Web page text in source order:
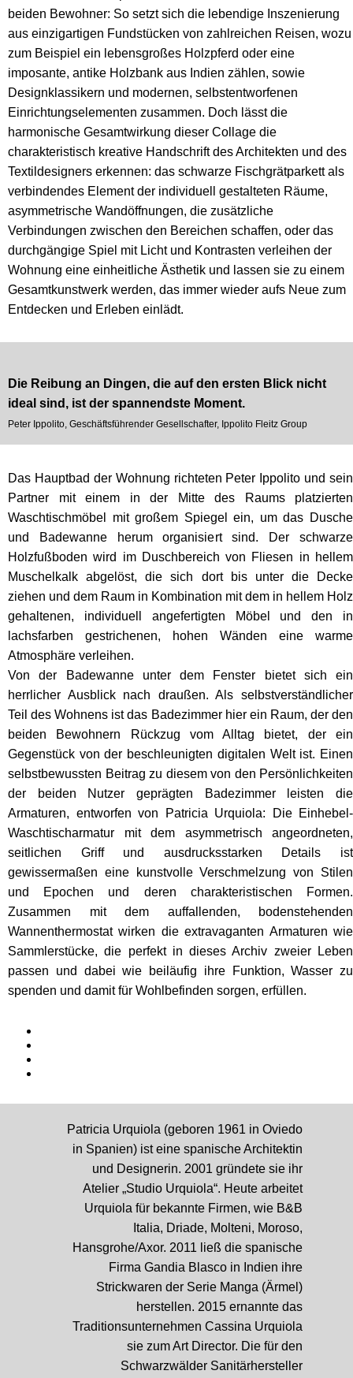
beiden Bewohner: So setzt sich die lebendige Inszenierung
aus einzigartigen Fundstücken von zahlreichen Reisen, wozu
zum Beispiel ein lebensgroßes Holzpferd oder eine
imposante, antike Holzbank aus Indien zählen, sowie
Designklassikern und modernen, selbstentworfenen
Einrichtungselementen zusammen. Doch lässt die
harmonische Gesamtwirkung dieser Collage die
charakteristisch kreative Handschrift des Architekten und des
Textildesigners erkennen: das schwarze Fischgrätparkett als
verbindendes Element der individuell gestalteten Räume,
asymmetrische Wandöffnungen, die zusätzliche
Verbindungen zwischen den Bereichen schaffen, oder das
durchgängige Spiel mit Licht und Kontrasten verleihen der
Wohnung eine einheitliche Ästhetik und lassen sie zu einem
Gesamtkunstwerk werden, das immer wieder aufs Neue zum
Entdecken und Erleben einlädt.
Die Reibung an Dingen, die auf den ersten Blick nicht
ideal sind, ist der spannendste Moment.
Peter Ippolito, Geschäftsführender Gesellschafter, Ippolito Fleitz Group
Das Hauptbad der Wohnung richteten Peter Ippolito und sein
Partner mit einem in der Mitte des Raums platzierten
Waschtischmöbel mit großem Spiegel ein, um das Dusche
und Badewanne herum organisiert sind. Der schwarze
Holzfußboden wird im Duschbereich von Fliesen in hellem
Muschelkalk abgelöst, die sich dort bis unter die Decke
ziehen und dem Raum in Kombination mit dem in hellem Holz
gehaltenen, individuell angefertigten Möbel und den in
lachsfarben gestrichenen, hohen Wänden eine warme
Atmosphäre verleihen.
Von der Badewanne unter dem Fenster bietet sich ein
herrlicher Ausblick nach draußen. Als selbstverständlicher
Teil des Wohnens ist das Badezimmer hier ein Raum, der den
beiden Bewohnern Rückzug vom Alltag bietet, der ein
Gegenstück von der beschleunigten digitalen Welt ist. Einen
selbstbewussten Beitrag zu diesem von den Persönlichkeiten
der beiden Nutzer geprägten Badezimmer leisten die
Armaturen, entworfen von Patricia Urquiola: Die Einhebel-
Waschtischarmatur mit dem asymmetrisch angeordneten,
seitlichen Griff und ausdrucksstarken Details ist
gewissermaßen eine kunstvolle Verschmelzung von Stilen
und Epochen und deren charakteristischen Formen.
Zusammen mit dem auffallenden, bodenstehenden
Wannenthermostat wirken die extravaganten Armaturen wie
Sammlerstücke, die perfekt in dieses Archiv zweier Leben
passen und dabei wie beiläufig ihre Funktion, Wasser zu
spenden und damit für Wohlbefinden sorgen, erfüllen.
Patricia Urquiola (geboren 1961 in Oviedo
in Spanien) ist eine spanische Architektin
und Designerin. 2001 gründete sie ihr
Atelier „Studio Urquiola“. Heute arbeitet
Urquiola für bekannte Firmen, wie B&B
Italia, Driade, Molteni, Moroso,
Hansgrohe/Axor. 2011 ließ die spanische
Firma Gandia Blasco in Indien ihre
Strickwaren der Serie Manga (Ärmel)
herstellen. 2015 ernannte das
Traditionsunternehmen Cassina Urquiola
sie zum Art Director. Die für den
Schwarzwälder Sanitärhersteller